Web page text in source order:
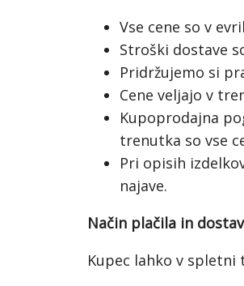
Vse cene so v
Stroški dostave
Pridržujemo si
Cene veljajo v
Kupoprodajna
trenutka so vse
Pri opisih
najave.
Način plačila in
Kupec lahko v